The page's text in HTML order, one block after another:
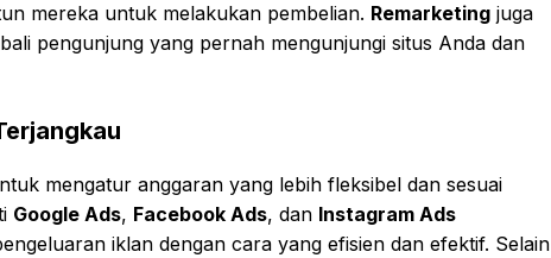
mereka untuk melakukan pembelian. Remarketing juga
pengunjung yang pernah mengunjungi situs Anda dan
mengatur anggaran yang lebih fleksibel dan sesuai
Google Ads, Facebook Ads, dan Instagram Ads
iklan dengan cara yang efisien dan efektif. Selain